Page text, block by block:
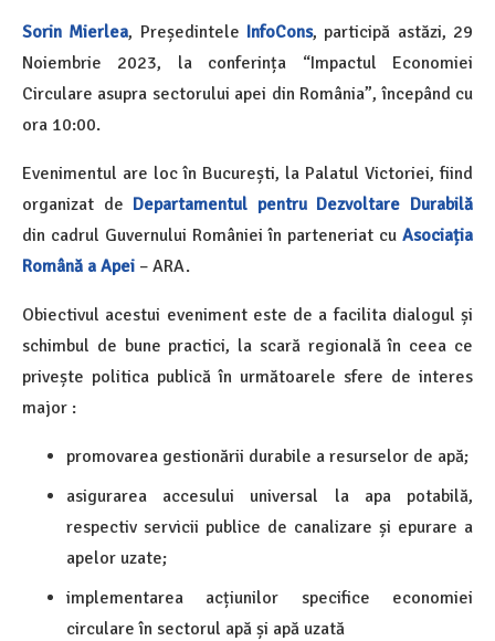
Sorin Mierlea, Președintele InfoCons, participă astăzi, 29
Noiembrie 2023, la conferința “Impactul Economiei
Circulare asupra sectorului apei din România”, începând cu
ora 10:00.
Evenimentul are loc în București, la Palatul Victoriei, fiind
organizat de Departamentul pentru Dezvoltare Durabilă
din cadrul Guvernului României în parteneriat cu Asociația
Română a Apei – ARA.
Obiectivul acestui eveniment este de a facilita dialogul și
schimbul de bune practici, la scară regională în ceea ce
privește politica publică în următoarele sfere de interes
major :
promovarea gestionării durabile a resurselor de apă;
asigurarea accesului universal la apa potabilă,
respectiv servicii publice de canalizare și epurare a
apelor uzate;
implementarea acțiunilor specifice economiei
circulare în sectorul apă și apă uzată